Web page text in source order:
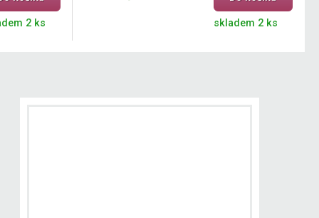
2 ks skladem 2 ks